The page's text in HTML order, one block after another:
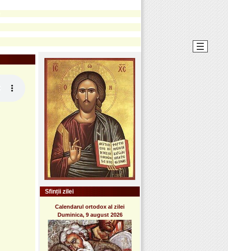
Sfinții zilei
Calendarul ortodox al zilei
Duminica, 9 august 2026